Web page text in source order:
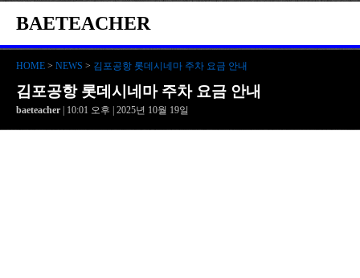
BAETEACHER
HOME > NEWS > 김포공항 롯데시네마 주차 요금 안내
김포공항 롯데시네마 주차 요금 안내
baeteacher | 10:01 오후 | 2025년 10월 19일